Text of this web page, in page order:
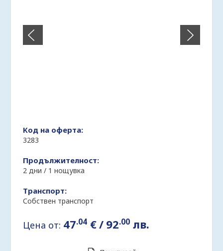
Код на оферта:
3283
Продължителност:
2 дни / 1 нощувка
Транспорт:
Собствен транспорт
Цена от: 47.04 €/ 92.00 лв.